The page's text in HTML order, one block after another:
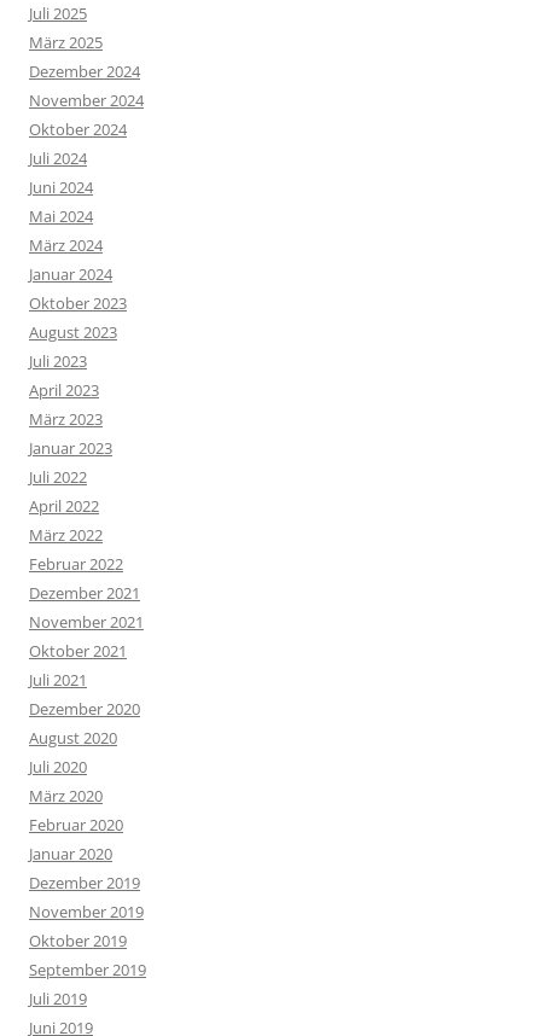
Juli 2025
März 2025
Dezember 2024
November 2024
Oktober 2024
Juli 2024
Juni 2024
Mai 2024
März 2024
Januar 2024
Oktober 2023
August 2023
Juli 2023
April 2023
März 2023
Januar 2023
Juli 2022
April 2022
März 2022
Februar 2022
Dezember 2021
November 2021
Oktober 2021
Juli 2021
Dezember 2020
August 2020
Juli 2020
März 2020
Februar 2020
Januar 2020
Dezember 2019
November 2019
Oktober 2019
September 2019
Juli 2019
Juni 2019